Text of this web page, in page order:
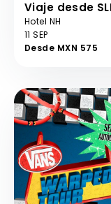
Viaje desde
Hotel NH
11 SEP
Desde MXN 575